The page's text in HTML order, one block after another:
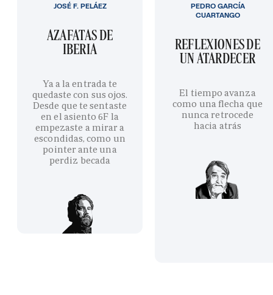
AZAFATAS DE
IBERIA
Ya a la entrada te
quedaste con sus ojos.
Desde que te sentaste
en el asiento 6F la
empezaste a mirar a
escondidas, como un
pointer ante una
perdiz becada
JOSÉ F. PELÁEZ
REFLEXIONES DE
UN ATARDECER
El tiempo avanza
como una flecha que
nunca retrocede
hacia atrás
PEDRO GARCÍA
CUARTANGO